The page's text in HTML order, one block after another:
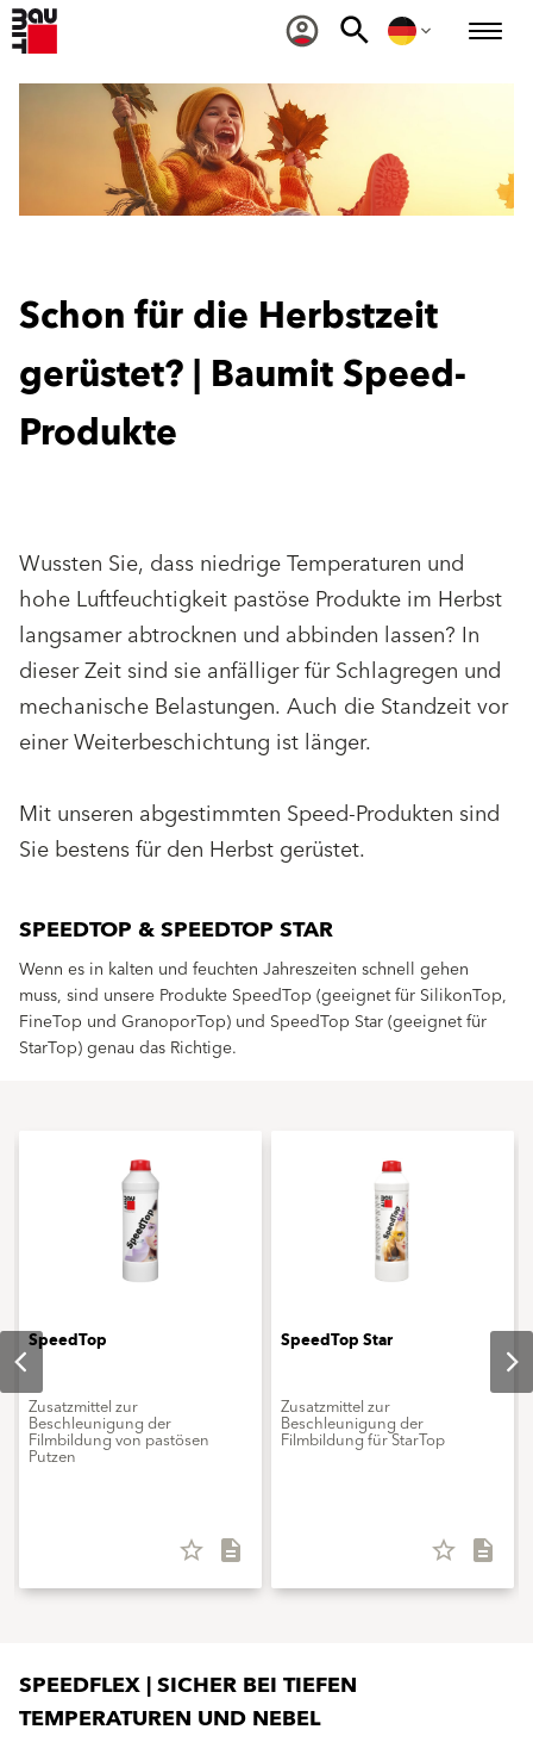
Schon für die Herbstzeit
gerüstet? | Baumit Speed-
Produkte
Wussten Sie, dass niedrige Temperaturen und
hohe Luftfeuchtigkeit pastöse Produkte im Herbst
langsamer abtrocknen und abbinden lassen? In
dieser Zeit sind sie anfälliger für Schlagregen und
mechanische Belastungen. Auch die Standzeit vor
einer Weiterbeschichtung ist länger.
Mit unseren abgestimmten Speed-Produkten sind
Sie bestens für den Herbst gerüstet.
SPEEDTOP & SPEEDTOP STAR
Wenn es in kalten und feuchten Jahreszeiten schnell gehen
muss, sind unsere Produkte SpeedTop (geeignet für SilikonTop,
FineTop und GranoporTop) und SpeedTop Star (geeignet für
StarTop) genau das Richtige.
SpeedTop
Zusatzmittel zur
Beschleunigung der
Filmbildung von pastösen
Putzen
star_border description
SpeedTop Star
Zusatzmittel zur
Beschleunigung der
Filmbildung für StarTop
star_border description
SPEEDFLEX | SICHER BEI TIEFEN
TEMPERATUREN UND NEBEL